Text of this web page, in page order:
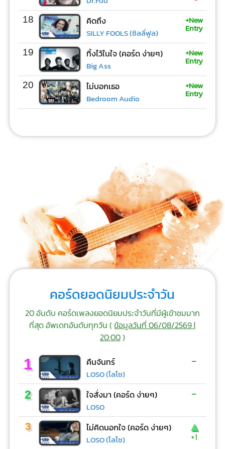
18 คิดถึง
SILLY FOOLS (ซิลลี่ฟูล)
+New
Entry
19 ทิ้งไว้ในใจ (คอร์ด ง่ายๆ)
Big Ass
+New
Entry
20 ไม่บอกเธอ
Bedroom Audio
+New
Entry
คอร์ดยอดนิยมประจำวัน
20 อันดับ คอร์ดเพลงยอดนิยมประจำวันที่มีผู้เข้าชมมาก
ที่สุด อัพเดทอันดับทุกวัน (ข้อมูลวันที่ 06/08/2569 |
20:00)
1 คืนจันทร์
LOSO (โลโซ)
-
2 ใจสั่งมา (คอร์ด ง่ายๆ)
LOSO
-
3 ไม่คิดนอกใจ (คอร์ด ง่ายๆ)
LOSO (โลโซ)
▲
+1